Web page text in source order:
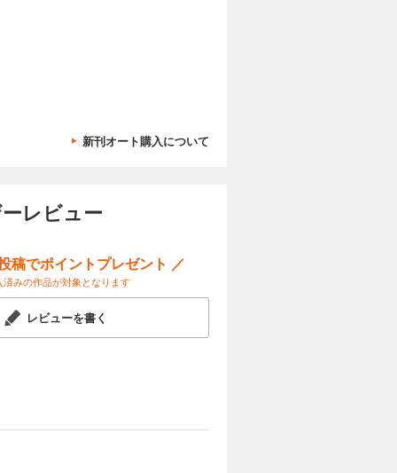
（漫
かつき
。 ※本
ており
「事故
定」
原作：
い
織川
の表
。ま
川ま
あん
ラクタ
原作：
士のお
作：辻
の約束
リ 原
原作：
） 【番
：ひだ
パイ
ク：まし
掃除
。※本
ており
作：天
：長埜
案：雪
つつか
原案：ゆ
政婦業
りえな
ラクタ
祝福の
／coly
キャ
デザイ
」
川ヒ
） 【セ
コミッ
（漫
ク：お
てしま
ょう」
ター原
井こな
こ）
カートに入れる
試し読み
冬日）
新刊オート購入について
レビュー
稿でポイントプレゼント ／
済みの作品が対象となります
レビューを書く